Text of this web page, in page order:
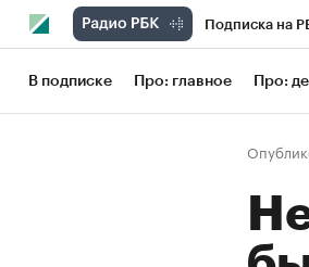
Подписка на
Школа
Рынок
В подписке Про: главное Про: